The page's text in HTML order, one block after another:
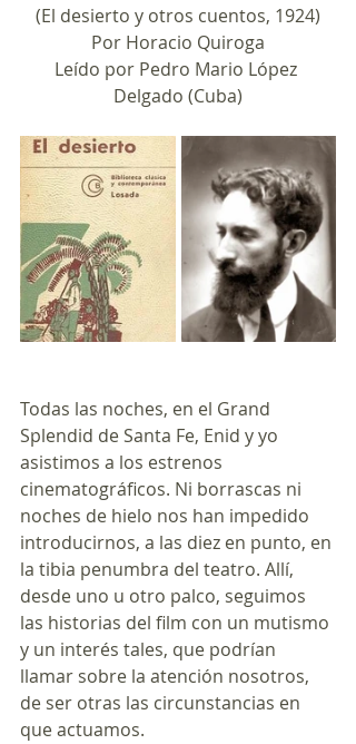
(El desierto y otros cuentos, 1924)
Por Horacio Quiroga
Leído por Pedro Mario López
Delgado (Cuba)
Todas las noches, en el Grand
Splendid de Santa Fe, Enid y yo
asistimos a los estrenos
cinematográficos. Ni borrascas ni
noches de hielo nos han impedido
introducirnos, a las diez en punto, en
la tibia penumbra del teatro. Allí,
desde uno u otro palco, seguimos
las historias del film con un mutismo
y un interés tales, que podrían
llamar sobre la atención nosotros,
de ser otras las circunstancias en
que actuamos.